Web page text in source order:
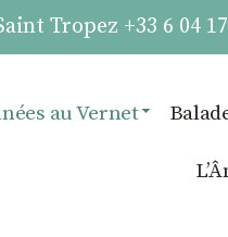
Tropez +33 6 04 17
au Vernet